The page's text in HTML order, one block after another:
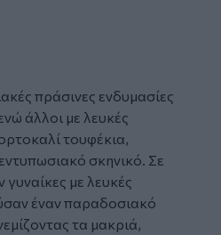
πράσινες ενδυμασίες
άλλοι με λευκές
τουφέκια,
σκηνικό. Σε
με λευκές
έναν παραδοσιακό
τα μακριά,